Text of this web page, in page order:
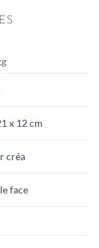
x 12 cm
créa
face